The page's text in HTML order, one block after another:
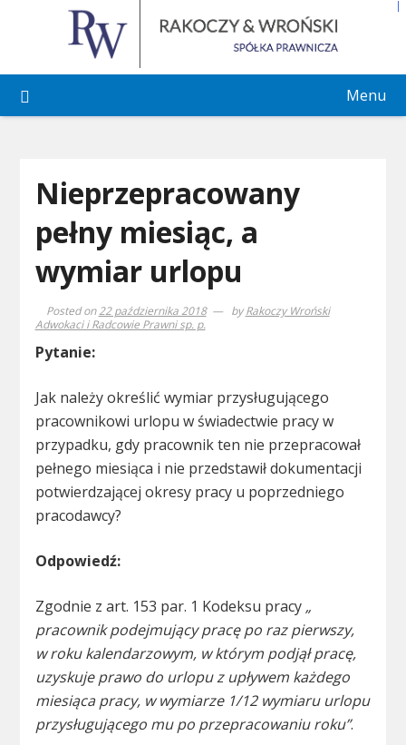
Menu
Nieprzepracowany
pełny miesiąc, a
wymiar urlopu
Posted on22 października 2018 byRakoczy Wroński
Adwokaci i Radcowie Prawni sp. p.
Pytanie:
Jak należy określić wymiar przysługującego
pracownikowi urlopu w świadectwie pracy w
przypadku, gdy pracownik ten nie przepracował
pełnego miesiąca i nie przedstawił dokumentacji
potwierdzającej okresy pracy u poprzedniego
pracodawcy?
Odpowiedź:
Zgodnie z art. 153 par. 1 Kodeksu pracy „
pracownik podejmujący pracę po raz pierwszy,
w roku kalendarzowym, w którym podjął pracę,
uzyskuje prawo do urlopu z upływem każdego
miesiąca pracy, w wymiarze 1/12 wymiaru urlopu
przysługującego mu po przepracowaniu roku”.